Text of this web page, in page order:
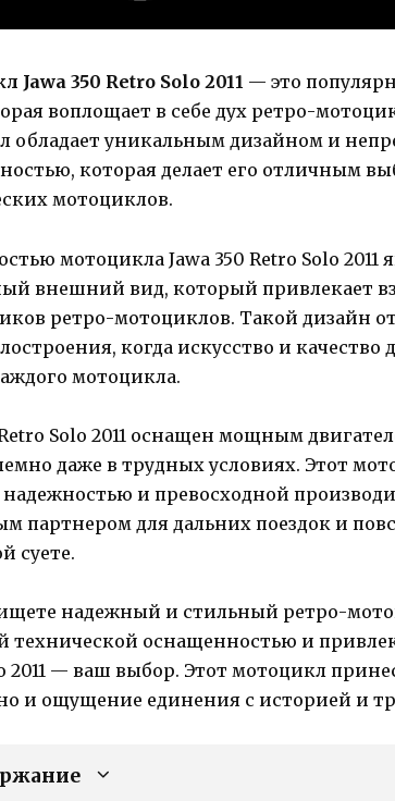
Jawa 350 Retro Solo 2011 — это
воплощает в себе дух ретро-
обладает уникальным дизайном и
которая делает его отличным
мотоциклов.
мотоцикла Jawa 350 Retro Solo 2011
внешний вид, который привлекает
ретро-мотоциклов. Такой дизайн
когда искусство и
мотоцикла.
Retro Solo 2011 оснащен мощным
даже в трудных условиях. Этот
и превосходной
партнером для дальних поездок и
суете.
надежный и стильный ретро-
технической оснащенностью и
2011 — ваш выбор. Этот мотоцикл
и ощущение единения с историей и